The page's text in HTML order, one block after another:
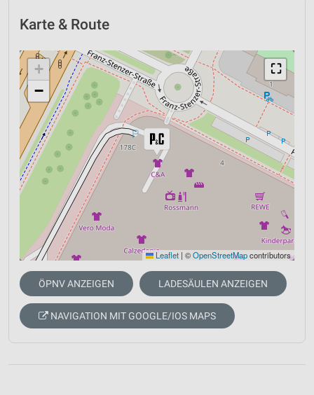
Karte & Route
⛶
+
−
Leaflet | ©OpenStreetMapcontributors
ÖPNV ANZEIGEN LADESÄULEN ANZEIGEN
NAVIGATION MIT GOOGLE/IOS MAPS